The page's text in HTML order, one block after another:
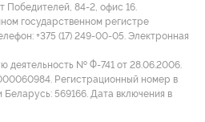
Победителей, 84-2, офис 16.
государственном регистре
+375 (17) 249-00-05. Электронная
деятельность № Ф-741 от 28.06.2006.
Регистрационный номер в
569166. Дата включения в